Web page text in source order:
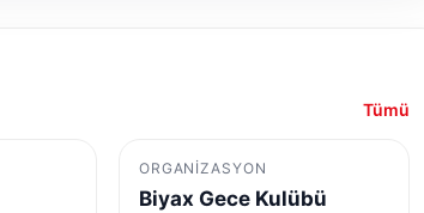
Tümü
ORGANIZASYON
Biyax Gece Kulübü